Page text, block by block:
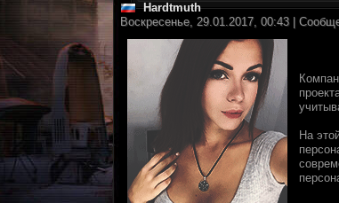
Hardtmuth
Воскресенье, 29.01.2017, 00:43 |
На